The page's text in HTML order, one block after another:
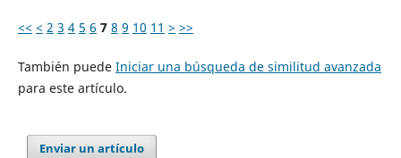
<< < 2 3 4 5 6 7 8 9 10 11 > >>
También puede Iniciar una búsqueda de similitud avanzada
para este artículo.
Enviar un artículo